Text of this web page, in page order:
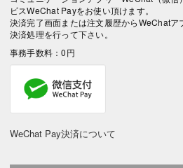
ビスWeChat Payをお使い頂けます。
決済完了画面または注文履歴からWeChatア
決済処理を行って下さい。
事務手数料：0円
WeChat Pay決済について